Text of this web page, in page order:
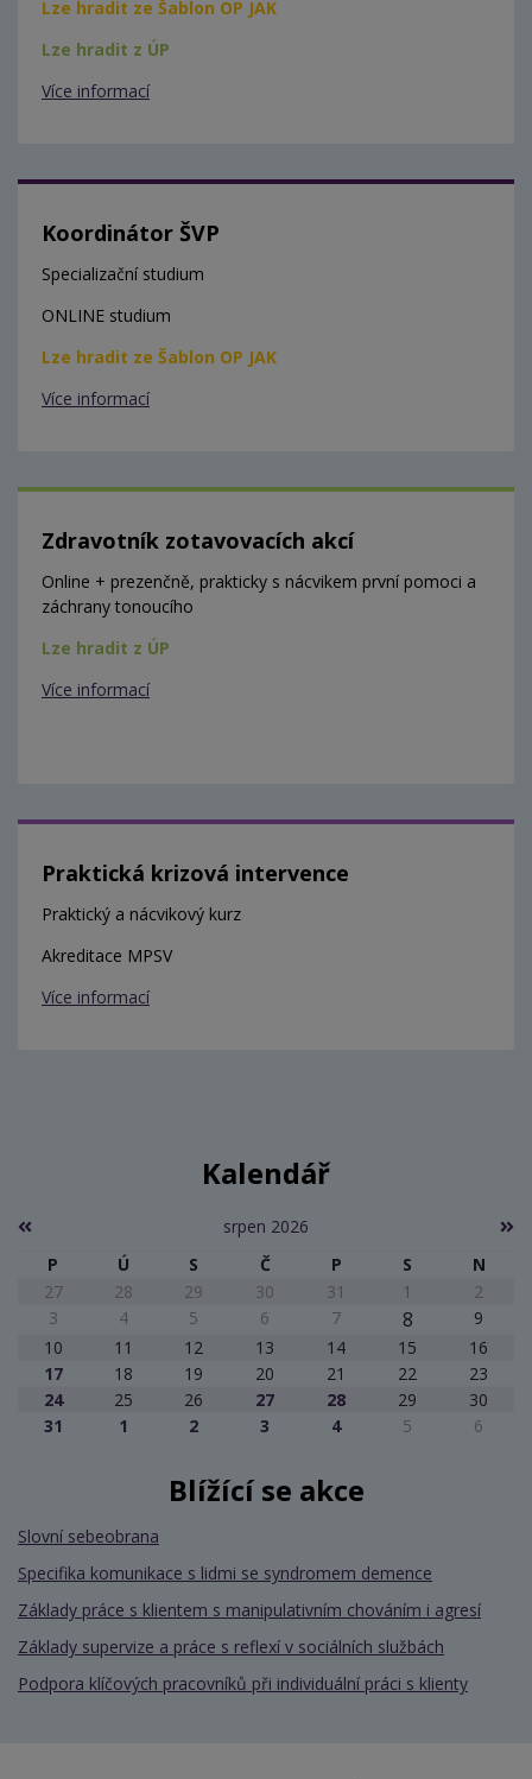
Lze hradit ze Šablon OP JAK
Lze hradit z ÚP
Více informací
Koordinátor ŠVP
Specializační studium
ONLINE studium
Lze hradit ze Šablon OP JAK
Více informací
Zdravotník zotavovacích akcí
Online + prezenčně, prakticky s nácvikem první pomoci a
záchrany tonoucího
Lze hradit z ÚP
Více informací
Praktická krizová intervence
Praktický a nácvikový kurz
Akreditace MPSV
Více informací
Kalendář
srpen 2026
P
Ú S Č P S
N
27
28 29 30 31 1
2
3
4 5 6 7 8
9
10
11 12 13 14 15
16
17
18 19 20 21 22
23
24
25 26 27 28 29
30
31
1 2 3 4 5 6
Blížící se akce
Slovní sebeobrana
Specifika komunikace s lidmi se syndromem demence
Základy práce s klientem s manipulativním chováním i agresí
Základy supervize a práce s reflexí v sociálních službách
Podpora klíčových pracovníků při individuální práci s klienty